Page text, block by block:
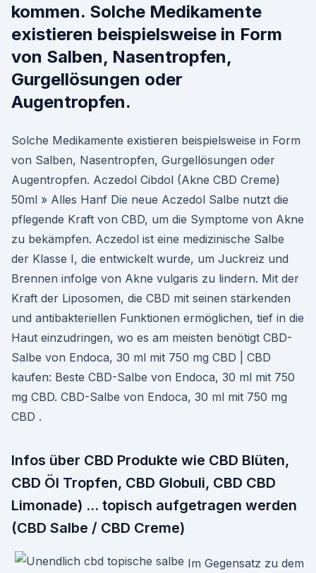
kommen. Solche Medikamente
existieren beispielsweise in Form
von Salben, Nasentropfen,
Gurgellösungen oder
Augentropfen.
Solche Medikamente existieren beispielsweise in Form
von Salben, Nasentropfen, Gurgellösungen oder
Augentropfen. Aczedol Cibdol (Akne CBD Creme)
50ml » Alles Hanf Die neue Aczedol Salbe nutzt die
pflegende Kraft von CBD, um die Symptome von Akne
zu bekämpfen. Aczedol ist eine medizinische Salbe
der Klasse I, die entwickelt wurde, um Juckreiz und
Brennen infolge von Akne vulgaris zu lindern. Mit der
Kraft der Liposomen, die CBD mit seinen stärkenden
und antibakteriellen Funktionen ermöglichen, tief in die
Haut einzudringen, wo es am meisten benötigt CBD-
Salbe von Endoca, 30 ml mit 750 mg CBD | CBD
kaufen: Beste CBD-Salbe von Endoca, 30 ml mit 750
mg CBD. CBD-Salbe von Endoca, 30 ml mit 750 mg
CBD .
Infos über CBD Produkte wie CBD Blüten,
CBD Öl Tropfen, CBD Globuli, CBD CBD
Limonade) … topisch aufgetragen werden
(CBD Salbe / CBD Creme)
Im Gegensatz zu dem